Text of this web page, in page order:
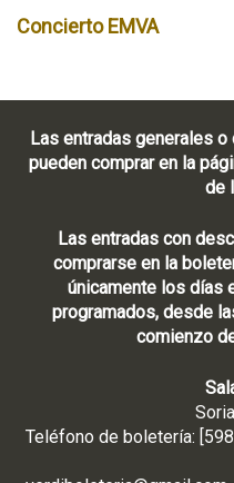
Concierto EMVA
Las entradas generales
pueden comprar en la
de
Las entradas con
comprarse en la
únicamente los días
programados, desde
comienzo
Teléfono de